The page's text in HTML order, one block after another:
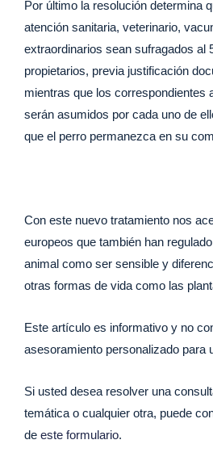
Por último la resolución determina
atención sanitaria, veterinario,
extraordinarios sean sufragados al
propietarios, previa justificación
mientras que los correspondientes
serán asumidos por cada uno de
que el perro permanezca en su
Con este nuevo tratamiento nos
europeos que también han
animal como ser sensible y
otras formas de vida como las
Este artículo es informativo y no
asesoramiento personalizado para
Si usted desea resolver una
temática o cualquier otra, puede
de este formulario.